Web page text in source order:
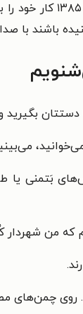
باشند با
دستتان
بَتمنی یا
من شهردار
روی